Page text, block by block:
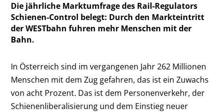
Die jährliche Marktumfrage des Rail-Regulators
Schienen-Control belegt: Durch den Markteintritt
der WESTbahn fuhren mehr Menschen mit der
Bahn.
In Österreich sind im vergangenen Jahr 262 Millionen
Menschen mit dem Zug gefahren, das ist ein Zuwachs
von acht Prozent. Das ist dem Personenverkehr, der
Schienenliberalisierung und dem Einstieg neuer